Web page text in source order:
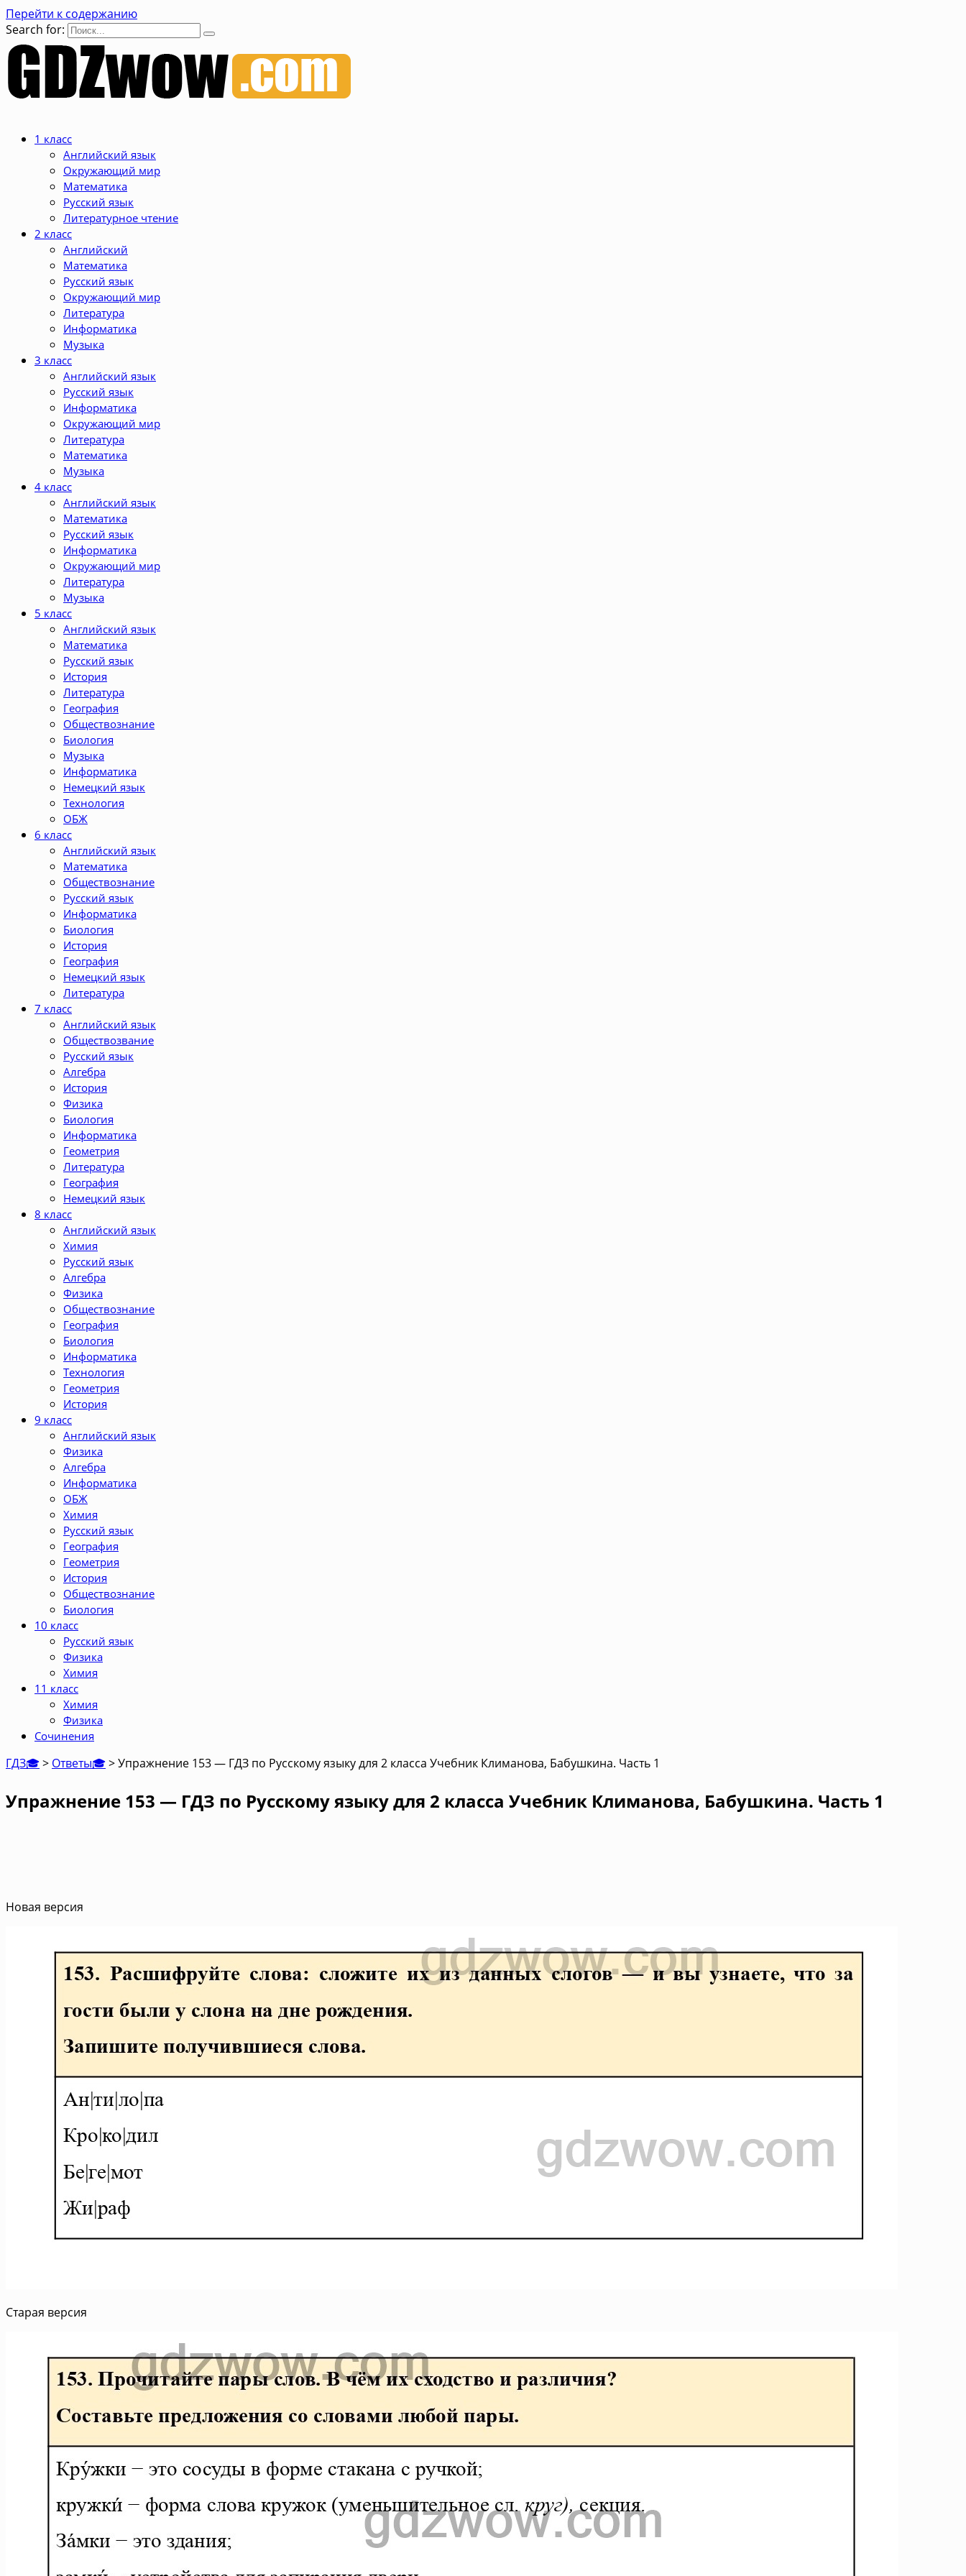
Перейти к содержанию
Search for:
1 класс
Английский язык
Окружающий мир
Математика
Русский язык
Литературное чтение
2 класс
Английский
Математика
Русский язык
Окружающий мир
Литература
Информатика
Музыка
3 класс
Английский язык
Русский язык
Информатика
Окружающий мир
Литература
Математика
Музыка
4 класс
Английский язык
Математика
Русский язык
Информатика
Окружающий мир
Литература
Музыка
5 класс
Английский язык
Математика
Русский язык
История
Литература
География
Обществознание
Биология
Музыка
Информатика
Немецкий язык
Технология
ОБЖ
6 класс
Английский язык
Математика
Обществознание
Русский язык
Информатика
Биология
История
География
Немецкий язык
Литература
7 класс
Английский язык
Обществозвание
Русский язык
Алгебра
История
Физика
Биология
Информатика
Геометрия
Литература
География
Немецкий язык
8 класс
Английский язык
Химия
Русский язык
Алгебра
Физика
Обществознание
География
Биология
Информатика
Технология
Геометрия
История
9 класс
Английский язык
Физика
Алгебра
Информатика
ОБЖ
Химия
Русский язык
География
Геометрия
История
Обществознание
Биология
10 класс
Русский язык
Физика
Химия
11 класс
Химия
Физика
Сочинения
ГДЗ🎓> Ответы🎓>Упражнение 153 — ГДЗ по Русскому языку для 2 класса Учебник Климанова, Бабушкина. Часть 1
Упражнение 153 — ГДЗ по Русскому языку для 2 класса Учебник Климанова, Бабушкина. Часть 1
Новая версия
Старая версия